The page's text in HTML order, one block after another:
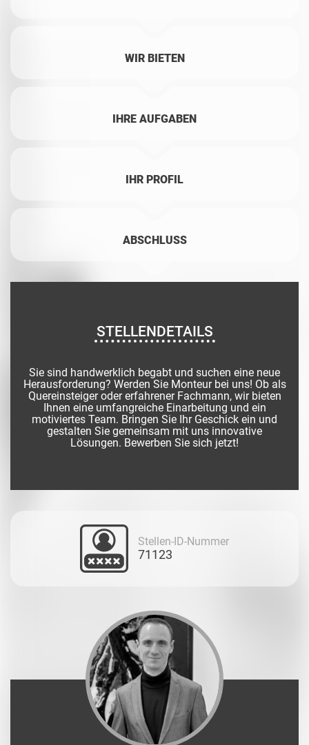
WIR BIETEN
IHRE AUFGABEN
IHR PROFIL
ABSCHLUSS
STELLENDETAILS
Sie sind handwerklich begabt und suchen eine neue
Herausforderung? Werden Sie Monteur bei uns! Ob als
Quereinsteiger oder erfahrener Fachmann, wir bieten
Ihnen eine umfangreiche Einarbeitung und ein
motiviertes Team. Bringen Sie Ihr Geschick ein und
gestalten Sie gemeinsam mit uns innovative
Lösungen. Bewerben Sie sich jetzt!
Stellen-ID-Nummer
71123